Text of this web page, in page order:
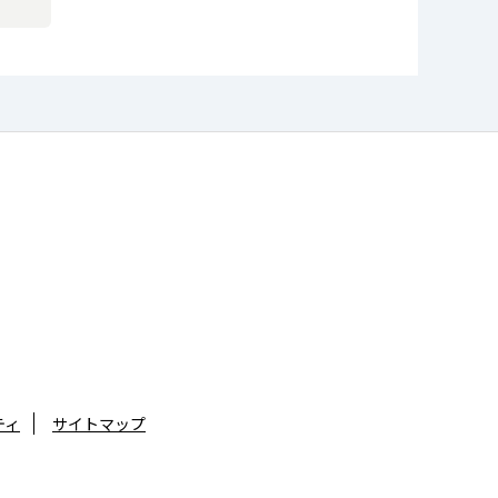
サイトマップ